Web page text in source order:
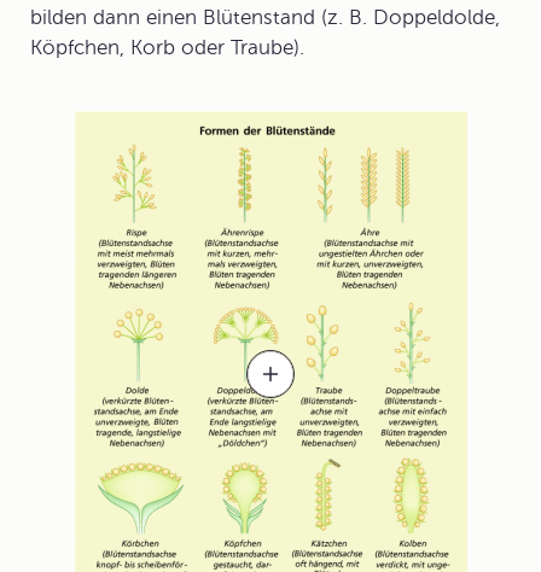
bilden dann einen Blütenstand (z. B. Doppeldolde,
Köpfchen, Korb oder Traube).